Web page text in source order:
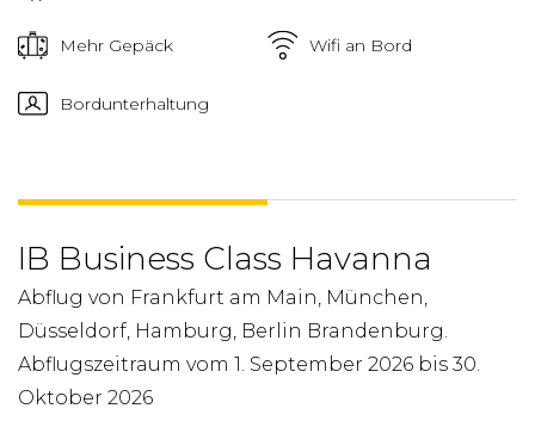
Mehr Gepäck Wifi an Bord
Bordunterhaltung
IB Business Class Havanna
Abflug von Frankfurt am Main, München,
Düsseldorf, Hamburg, Berlin Brandenburg.
Abflugszeitraum vom 1. September 2026 bis 30.
Oktober 2026